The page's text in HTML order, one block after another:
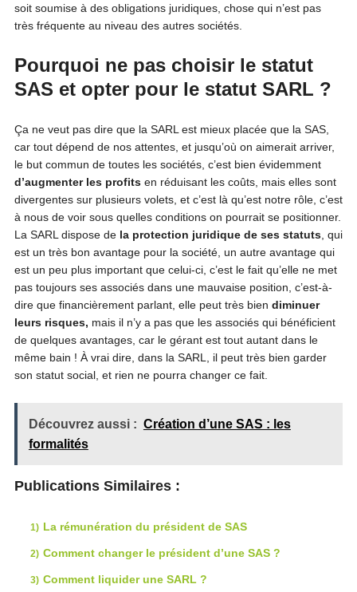
soit soumise à des obligations juridiques, chose qui n’est pas
très fréquente au niveau des autres sociétés.
Pourquoi ne pas choisir le statut
SAS et opter pour le statut SARL ?
Ça ne veut pas dire que la SARL est mieux placée que la SAS,
car tout dépend de nos attentes, et jusqu’où on aimerait arriver,
le but commun de toutes les sociétés, c’est bien évidemment
d’augmenter les profits en réduisant les coûts, mais elles sont
divergentes sur plusieurs volets, et c’est là qu’est notre rôle, c’est
à nous de voir sous quelles conditions on pourrait se positionner.
La SARL dispose de la protection juridique de ses statuts, qui
est un très bon avantage pour la société, un autre avantage qui
est un peu plus important que celui-ci, c’est le fait qu’elle ne met
pas toujours ses associés dans une mauvaise position, c’est-à-
dire que financièrement parlant, elle peut très bien diminuer
leurs risques, mais il n’y a pas que les associés qui bénéficient
de quelques avantages, car le gérant est tout autant dans le
même bain ! À vrai dire, dans la SARL, il peut très bien garder
son statut social, et rien ne pourra changer ce fait.
Découvrez aussi : Création d’une SAS : les
formalités
Publications Similaires :
La rémunération du président de SAS
Comment changer le président d’une SAS ?
Comment liquider une SARL ?